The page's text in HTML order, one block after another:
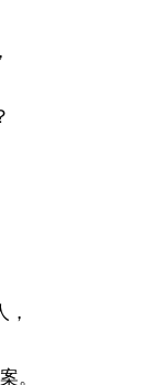
。